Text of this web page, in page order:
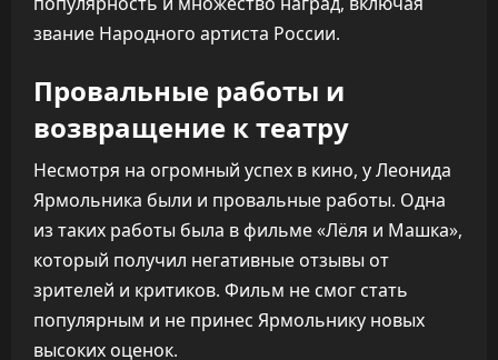
звание Народного артиста России.
Провальные работы и
возвращение к театру
Несмотря на огромный успех в кино, у Леонида
Ярмольника были и провальные работы. Одна
из таких работы была в фильме «Лёля и Машка»,
который получил негативные отзывы от
зрителей и критиков. Фильм не смог стать
популярным и не принес Ярмольнику новых
высоких оценок.